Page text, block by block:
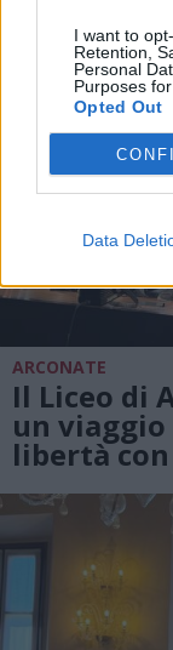
I want to
Retention,
Personal
Purposes
Opted Out
Data
ARCONATE
Il Liceo di
un viaggio
libertà